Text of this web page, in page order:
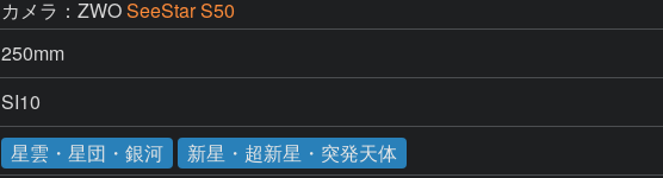
カメラ：ZWOSeeStar S50
250mm
SI10
星雲・星団・銀河
新星・超新星・突発天体